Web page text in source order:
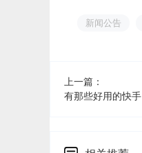
新闻公告
上一篇：